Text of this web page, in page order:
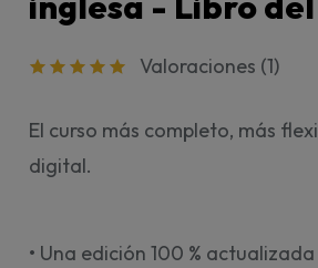
Valoraciones (1)
El curso más completo, más
digital.
• Una edición 100 %